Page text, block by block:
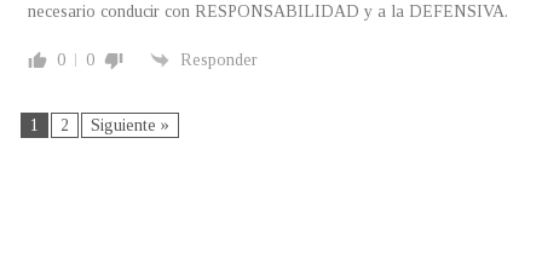
necesario conducir con RESPONSABILIDAD y a la DEFENSIVA.
0 0 Responder
1 2 Siguiente »